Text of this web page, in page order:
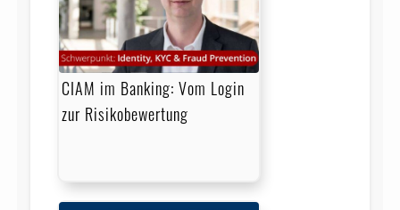
CIAM im Banking: Vom Login
zur Risikobewertung